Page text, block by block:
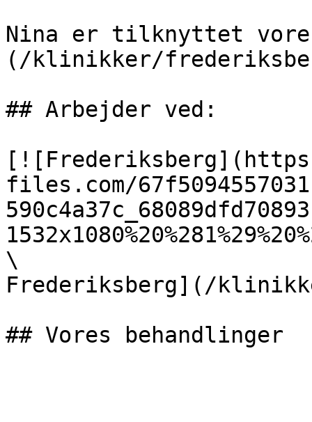
Nina er tilknyttet
(/klinikker/
## Arbejder ved:
files.com/
\
Frederiksberg](/
## Vores behandlinger